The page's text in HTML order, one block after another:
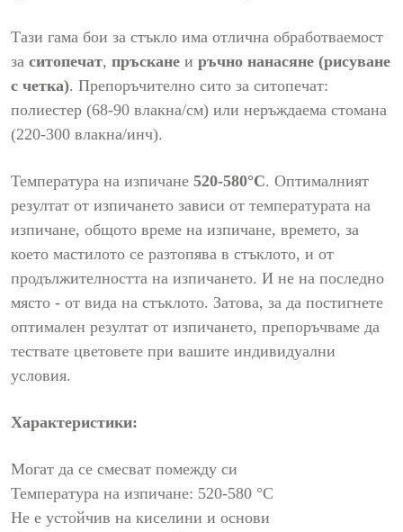
Тази гама бои за стъкло има отлична обработваемост
за ситопечат, пръскане и ръчно нанасяне (рисуване
с четка). Препоръчително сито за ситопечат:
полиестер (68-90 влакна/см) или неръждаема стомана
(220-300 влакна/инч).
Температура на изпичане 520-580°C. Оптималният
резултат от изпичането зависи от температурата на
изпичане, общото време на изпичане, времето, за
което мастилото се разтопява в стъклото, и от
продължителността на изпичането. И не на последно
място - от вида на стъклото. Затова, за да постигнете
оптимален резултат от изпичането, препоръчваме да
тествате цветовете при вашите индивидуални
условия.
Характеристики:
Могат да се смесват помежду си
Температура на изпичане: 520-580 °C
Не е устойчив на киселини и основи